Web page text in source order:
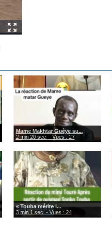
Mame Makhtar Guèye su...
2 min 20 sec - Vues : 27
« Touba mérite l...
3 min 1 sec - Vues : 24